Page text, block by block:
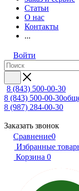
Статьи
О нас
Контакты
...
Войти
8 (843) 500-00-30
8 (843) 500-00-30
8 (987) 284-00-30
Заказать звонок
Сравнение0
Избранные
Корзина 0